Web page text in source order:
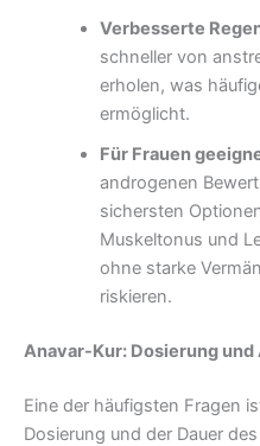
Verbesserte
schneller von
erholen, was
ermöglicht.
Für Frauen
androgenen
sichersten
Muskeltonus und
ohne starke
riskieren.
Anavar-Kur: Dosierung
Eine der häufigsten Fragen
Dosierung und der Dauer